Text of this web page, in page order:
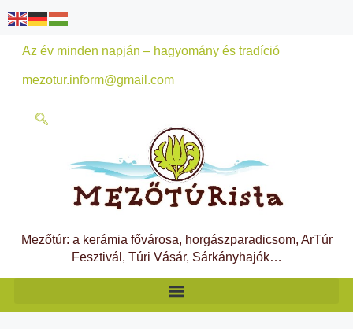
Az év minden napján – hagyomány és tradíció
mezotur.inform@gmail.com
Mezőtúr: a kerámia fővárosa, horgászparadicsom, ArTúr
Fesztivál, Túri Vásár, Sárkányhajók…